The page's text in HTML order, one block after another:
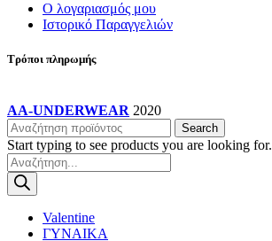
Ο λογαριασμός μου
Ιστορικό Παραγγελιών
Τρόποι πληρωμής
AA-UNDERWEAR 2020
Search
Start typing to see products you are looking for.
Products
search
Valentine
ΓΥΝΑΙΚΑ